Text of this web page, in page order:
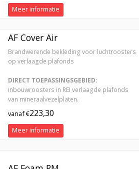
Meer informatie
AF Cover Air
Brandwerende bekleding voor luchtroosters
op verlaagde plafonds
DIRECT TOEPASSINGSGEBIED:
inbouwroosters in REI verlaagde plafonds
van mineraalvezelplaten.
vanaf €223,30
Meer informatie